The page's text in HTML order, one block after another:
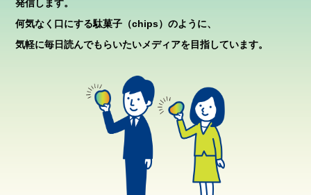
発信します。
何気なく口にする駄菓子（chips）のように、
気軽に毎日読んでもらいたいメディアを目指しています。